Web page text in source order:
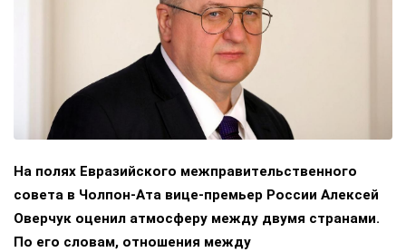
На полях Евразийского межправительственного
совета в Чолпон-Ата вице-премьер России Алексей
Оверчук оценил атмосферу между двумя странами.
По его словам, отношения между